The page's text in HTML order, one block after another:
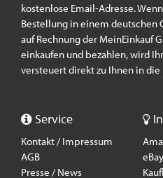
kostenlose Email-Adresse.
Bestellung in einem deutschen
auf Rechnung der MeinEinkauf
einkaufen und bezahlen, wird
versteuert direkt zu Ihnen in die
Service
Kontakt / Impressum
AGB
Presse / News
eBay